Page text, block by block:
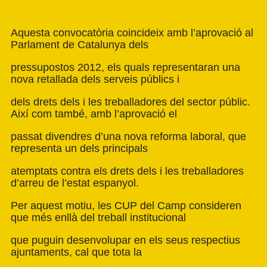
Aquesta convocatòria coincideix amb l’aprovació al
Parlament de Catalunya dels
pressupostos 2012, els quals representaran una
nova retallada dels serveis públics i
dels drets dels i les treballadores del sector públic.
Així com també, amb l’aprovació el
passat divendres d’una nova reforma laboral, que
representa un dels principals
atemptats contra els drets dels i les treballadores
d’arreu de l’estat espanyol.
Per aquest motiu, les CUP del Camp consideren
que més enllà del treball institucional
que puguin desenvolupar en els seus respectius
ajuntaments, cal que tota la